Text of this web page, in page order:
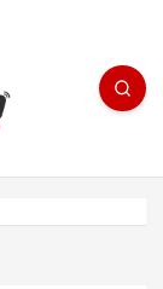
editorial